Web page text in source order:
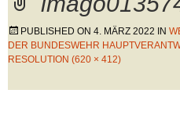
PUBLISHED ON 4. MÄRZ 2022 IN
DER BUNDESWEHR
RESOLUTION (620 × 412)